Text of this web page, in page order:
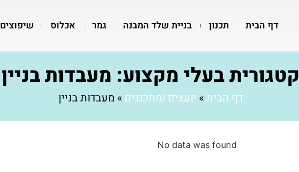
דף הבית תכנון בניית שלד המבנה גמר אכלוס שיפוצים
קטגורית בעלי מקצוע: מעבדות בניין
דף הבית» יועצים ומתכננים » מעבדות בניין
No data was found